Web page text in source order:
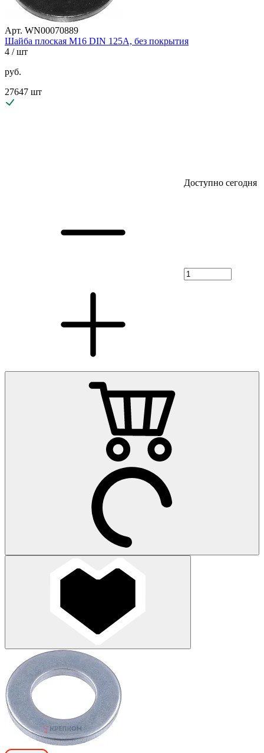
Арт. WN00070889
Шайба плоская М16 DIN 125A, без покрытия
4 / шт
руб.
27647 шт
Доступно сегодня